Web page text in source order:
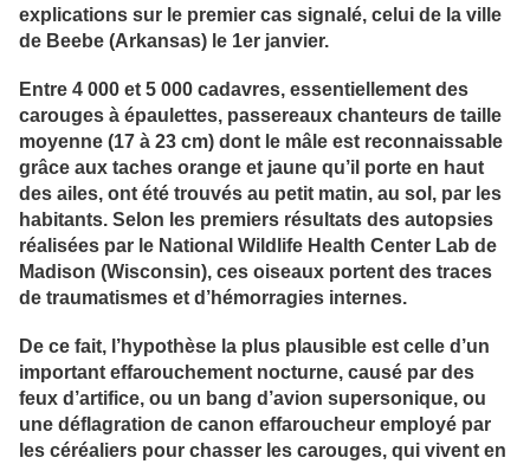
explications sur le premier cas signalé, celui de la ville
de Beebe (Arkansas) le 1er janvier.
Entre 4 000 et 5 000 cadavres, essentiellement des
carouges à épaulettes, passereaux chanteurs de taille
moyenne (17 à 23 cm) dont le mâle est reconnaissable
grâce aux taches orange et jaune qu’il porte en haut
des ailes, ont été trouvés au petit matin, au sol, par les
habitants. Selon les premiers résultats des autopsies
réalisées par le National Wildlife Health Center Lab de
Madison (Wisconsin), ces oiseaux portent des traces
de traumatismes et d’hémorragies internes.
De ce fait, l’hypothèse la plus plausible est celle d’un
important effarouchement nocturne, causé par des
feux d’artifice, ou un bang d’avion supersonique, ou
une déflagration de canon effaroucheur employé par
les céréaliers pour chasser les carouges, qui vivent en